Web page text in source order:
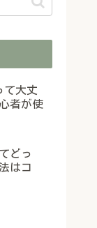
て大丈
者が使
どっ
はコ